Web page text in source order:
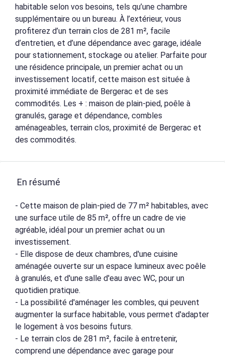
habitable selon vos besoins, tels qu’une chambre
supplémentaire ou un bureau. À l’extérieur, vous
profiterez d’un terrain clos de 281 m², facile
d’entretien, et d’une dépendance avec garage, idéale
pour stationnement, stockage ou atelier. Parfaite pour
une résidence principale, un premier achat ou un
investissement locatif, cette maison est située à
proximité immédiate de Bergerac et de ses
commodités. Les + : maison de plain-pied, poêle à
granulés, garage et dépendance, combles
aménageables, terrain clos, proximité de Bergerac et
des commodités.
En résumé
- Cette maison de plain-pied de 77 m² habitables, avec
une surface utile de 85 m², offre un cadre de vie
agréable, idéal pour un premier achat ou un
investissement.
- Elle dispose de deux chambres, d'une cuisine
aménagée ouverte sur un espace lumineux avec poêle
à granulés, et d'une salle d'eau avec WC, pour un
quotidien pratique.
- La possibilité d'aménager les combles, qui peuvent
augmenter la surface habitable, vous permet d'adapter
le logement à vos besoins futurs.
- Le terrain clos de 281 m², facile à entretenir,
comprend une dépendance avec garage pour